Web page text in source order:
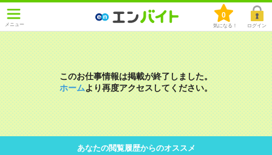
メニュー
0
気になる！ ログイン
このお仕事情報は掲載が終了しました。
ホームより再度アクセスしてください。
あなたの閲覧履歴からのオススメ